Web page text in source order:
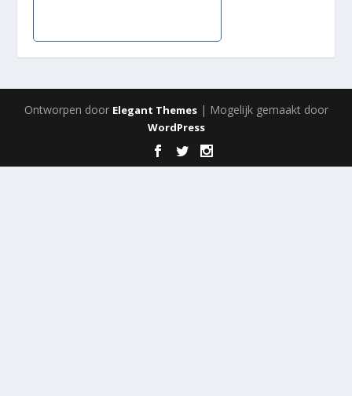
Ontworpen door Elegant Themes| Mogelijk gemaakt door
WordPress